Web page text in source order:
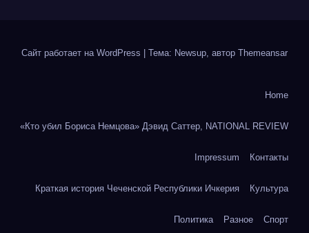
Сайт работает на WordPress | Тема: Newsup, автор Themeansar
Home
«Кто убил Бориса Немцова» Дэвид Саттер, NATIONAL REVIEW
Impressum Контакты
Краткая история Чеченской Республики Ичкерия Культура
Политика Разное Спорт